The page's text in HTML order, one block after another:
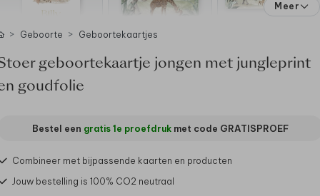
Meer
Geboorte Geboortekaartjes
geboortekaartje jongen met jungleprint
goudfolie
Bestel een gratis 1e proefdrukmet code GRATISPROEF
Combineer met bijpassende kaarten en producten
Jouw bestelling is 100% CO2 neutraal